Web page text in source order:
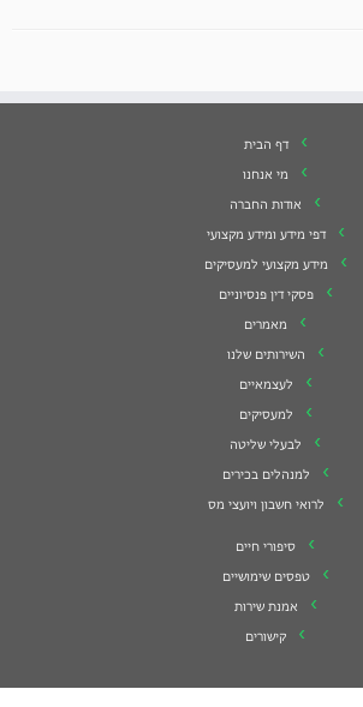
דף הבית
מי אנחנו
אודות החברה
דפי מידע ומידע מקצועי
מידע מקצועי למעסיקים
פסקי דין פנסיוניים
מאמרים
השירותים שלנו
לעצמאיים
למעסיקים
לבעלי שליטה
למנהלים בכירים
לרואי חשבון ויועצי מס
סיפורי חיים
טפסים שימושיים
אמנת שירות
קישורים